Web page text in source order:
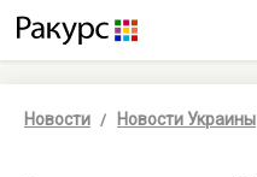
Новости Новости Украины